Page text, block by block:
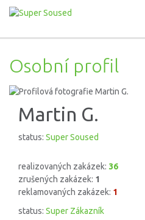
Osobní profil
Martin G.
status: Super Soused
realizovaných zakázek: 36
zrušených zakázek: 1
reklamovaných zakázek: 1
status: Super Zákazník